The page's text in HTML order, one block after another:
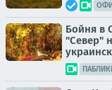
Бойня в
"Север"